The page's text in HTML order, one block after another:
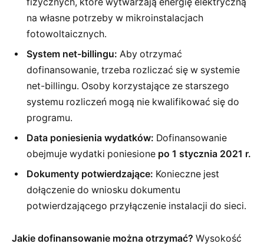
na własne potrzeby w mikroinstalacjach
fotowoltaicznych.
System net-billingu: Aby otrzymać
dofinansowanie, trzeba rozliczać się w systemie
net-billingu. Osoby korzystające ze starszego
systemu rozliczeń mogą nie kwalifikować się do
programu.
Data poniesienia wydatków: Dofinansowanie
obejmuje wydatki poniesione po 1 stycznia 2021 r.
Dokumenty potwierdzające: Konieczne jest
dołączenie do wniosku dokumentu
potwierdzającego przyłączenie instalacji do sieci.
Jakie dofinansowanie można otrzymać? Wysokość